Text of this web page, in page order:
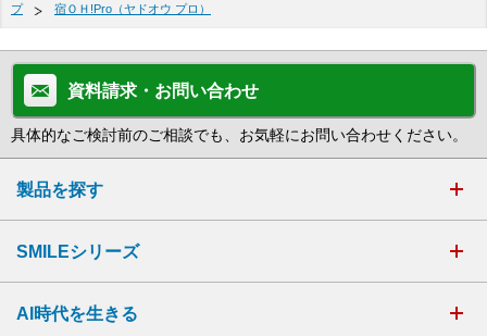
プ
宿ＯＨ!Pro（ヤドオウ プロ）
資料請求・お問い合わせ
具体的なご検討前のご相談でも、お気軽にお問い合わせください。
製品を探す
SMILEシリーズ
AI時代を生きる